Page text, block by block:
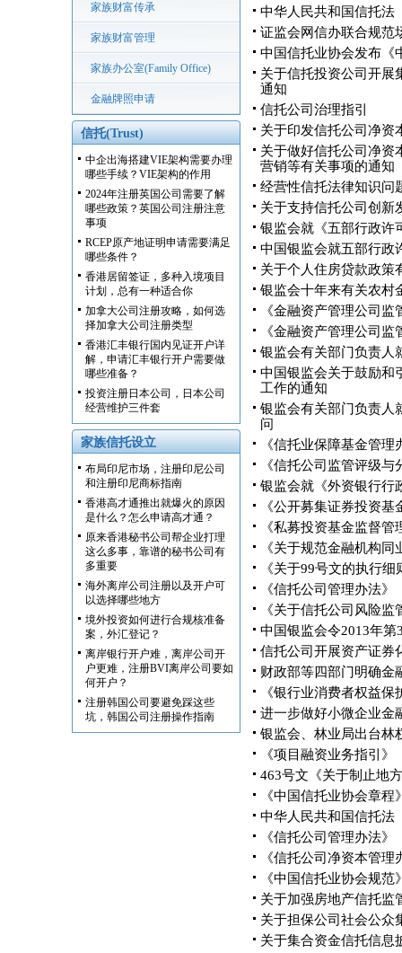
家族财富传承
家族财富管理
家族办公室(Family Office)
金融牌照申请
信托(Trust)
中企出海搭建VIE架构需要办理
哪些手续？VIE架构的作用
2024年注册英国公司需要了解
哪些政策？英国公司注册注意
事项
RCEP原产地证明申请需要满足
哪些条件？
香港居留签证，多种入境项目
计划，总有一种适合你
加拿大公司注册攻略，如何选
择加拿大公司注册类型
香港汇丰银行国内见证开户详
解，申请汇丰银行开户需要做
哪些准备？
投资注册日本公司，日本公司
经营维护三件套
家族信托设立
布局印尼市场，注册印尼公司
和注册印尼商标指南
香港高才通推出就爆火的原因
是什么？怎么申请高才通？
原来香港秘书公司帮企业打理
这么多事，靠谱的秘书公司有
多重要
海外离岸公司注册以及开户可
以选择哪些地方
境外投资如何进行合规核准备
案，外汇登记？
离岸银行开户难，离岸公司开
户更难，注册BVI离岸公司要如
何开户？
注册韩国公司要避免踩这些
坑，韩国公司注册操作指南
中华人民共和国信托法
证监会网信办联合规范
中国信托业协会发布《
关于信托投资公司开展
通知
信托公司治理指引
关于印发信托公司净资
关于做好信托公司净资
营销等有关事项的通知
经营性信托法律知识问
关于支持信托公司创新
银监会就《五部行政许
中国银监会就五部行政
关于个人住房贷款政策
银监会十年来有关农村
《金融资产管理公司监
《金融资产管理公司监
银监会有关部门负责人
中国银监会关于鼓励和
工作的通知
银监会有关部门负责人
问
《信托业保障基金管理
《信托公司监管评级
银监会就《外资银行行
《公开募集证券投资
《私募投资基金监督管
《关于规范金融机构
《关于99号文的执行细
《信托公司管理办法》
《关于信托公司风险
中国银监会令2013年第
信托公司开展资产证券
财政部等四部门明确金
《银行业消费者权益保
进一步做好小微企业金
银监会、林业局出台林
《项目融资业务指引》
463号文《关于制止地
《中国信托业协会章程
中华人民共和国信托法
《信托公司管理办法》
《信托公司净资本管理
《中国信托业协会规范
关于加强房地产信托监
关于担保公司社会公众
关于集合资金信托信息